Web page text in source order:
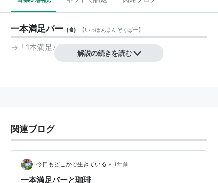
一本満足バー (食) 【いっぽんまんぞくばー】
→「1本満足バー」
解説の続きを読む
関連ブログ
今日もどこかで生きている • 1年前
一本満足バーと珈琲